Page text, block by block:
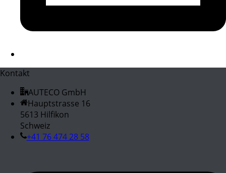
Kontakt
AUTECO GmbH
Hauptstrasse 16
5613 Hilfikon
Schweiz
+41 76 474 28 58